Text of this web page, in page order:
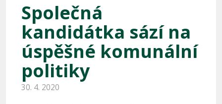
Společná
kandidátka sází na
úspěšné komunální
politiky
30. 4. 2020